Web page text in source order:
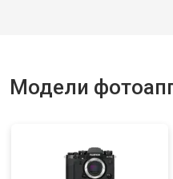
Модели